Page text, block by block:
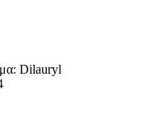
Dilauryl